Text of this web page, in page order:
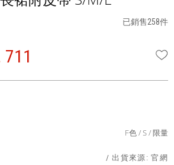
已銷售258件
711
F色 S 限量
/ 出貨來源:官網